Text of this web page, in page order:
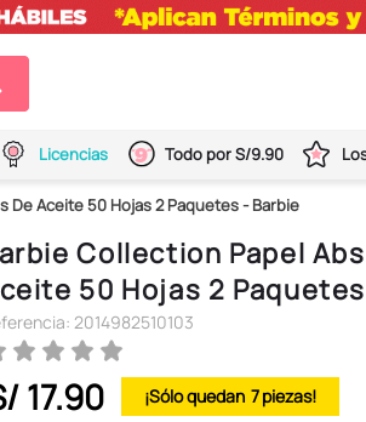
Licencias Todo por S/9.90
Aceite 50 Hojas 2 Paquetes - Barbie
Collection Papel
50 Hojas 2
: 2014982510103
17.90 7